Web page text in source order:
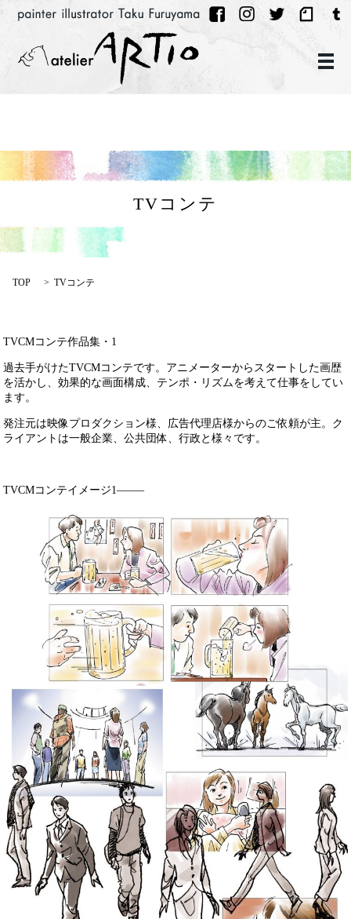
メ
TVコンテ
TOP TVコンテ
TVCMコンテ作品集・1
過去手がけたTVCMコンテです。アニメーターからスタートした画歴
を活かし、効果的な画面構成、テンポ・リズムを考えて仕事をしてい
ます。
発注元は映像プロダクション様、広告代理店様からのご依頼が主。ク
ライアントは一般企業、公共団体、行政と様々です。
TVCMコンテイメージ1——–